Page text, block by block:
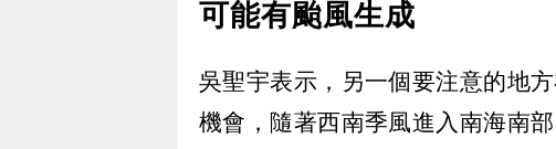
可能有颱風生成
吳聖宇表示，另一個要注意的地
機會，隨著西南季風進入南海南